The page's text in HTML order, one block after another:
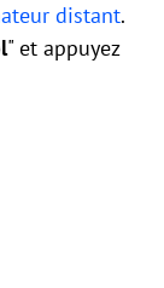
distant.
" et appuyez